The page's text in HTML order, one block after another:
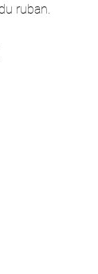
ruban.